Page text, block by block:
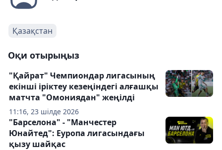
Қазақстан
Оқи отырыңыз
11:16, 23 шілде 2026
"Қайрат" Чемпиондар лигасының
екінші іріктеу кезеңіндегі алғашқы
матчта "Омониядан" жеңілді
"Барселона" - "Манчестер
Юнайтед": Еуропа лигасындағы
қызу шайқас